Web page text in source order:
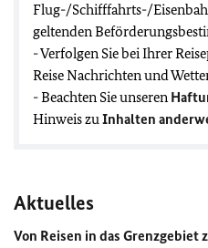
Flug-/Schifffahrts-/
geltenden
- Verfolgen Sie bei Ihrer
Reise Nachrichten und
- Beachten Sie unseren
Hinweis zuInhalten
Aktuelles
Von Reisen in das Grenzgebiet